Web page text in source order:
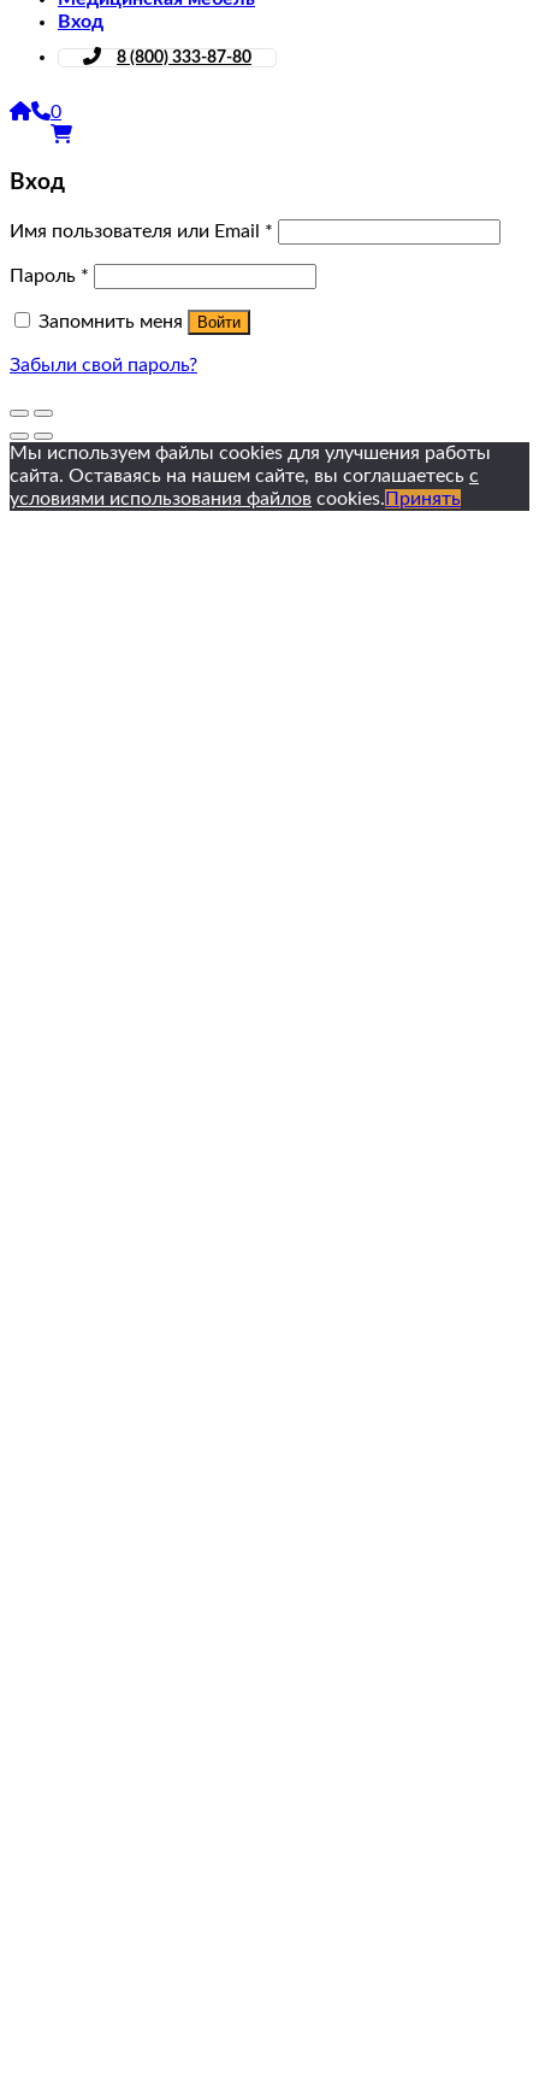
Вход
8 (800) 333-87-80
0
Вход
Имя пользователя или Email *
Пароль *
Запомнить меня Войти
Забыли свой пароль?
Мы используем файлы cookies для улучшения работы
сайта. Оставаясь на нашем сайте, вы соглашаетесь с
условиями использования файлов cookies. Принять